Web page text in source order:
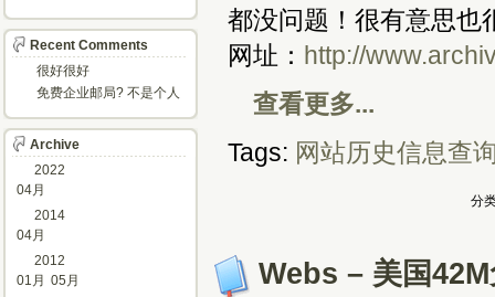
都没问题！很有意思也
网址： http://
查看更多...
Tags: 网站历史信息查
分
Webs – 美国
Recent Comments
很好很好
免费企业邮局? 不是个人
Archive
2022
04月
2014
04月
2012
01月 05月